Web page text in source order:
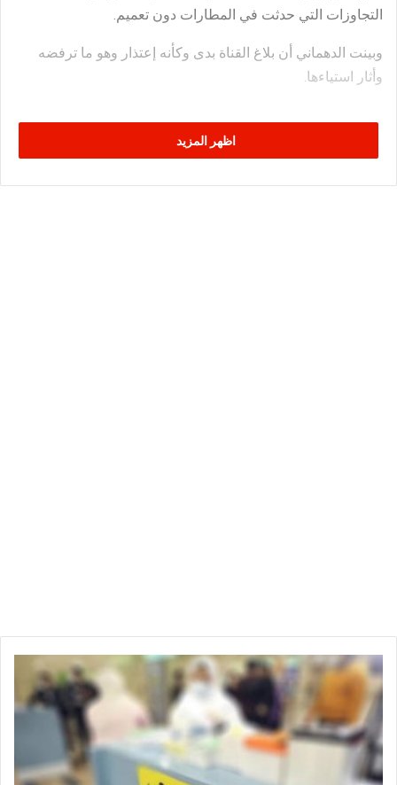
التجاوزات التي حدثت في المطارات دون تعميم.
وبينت الدهماني أن بلاغ القناة بدى وكأنه إعتذار وهو ما ترفضه
وأثار استياءها.
اظهر المزيد
ا
ه
د
ي
ة